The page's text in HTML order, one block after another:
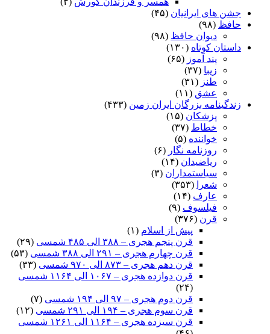
جشن های ایرانیان (۴۵)
حافظ (۹۸)
دیوان حافظ (۹۸)
داستان کوتاه (۱۳۰)
پند آموز (۶۵)
زیبا (۳۷)
طنز (۳۱)
عشق (۱۱)
زندگینامه بزرگان ایران زمین (۴۳۳)
پزشکان (۱۵)
خطاط (۳۷)
خواننده (۵)
روزنامه نگار (۶)
ریاضیدان (۱۴)
سیاستمداران (۳)
شعرا
(۳۵۳)
عارف (۱۴)
فیلسوف (۹)
قرن (۳۷۶)
پیش از اسلام (۱)
قرن پنجم هجری – ۳۸۸ الی ۴۸۵ شمسی
(۲۹)
قرن چهارم هجری – ۲۹۱ الی ۳۸۸ شمسی
(۵۳)
قرن دهم هجری – ۸۷۳ الی ۹۷۰ شمسی
(۳۳)
قرن دوازده هجری – ۱۰۶۷ الی ۱۱۶۴ شمسی
(۲۴)
قرن دوم هجری – ۹۷ الی ۱۹۴ شمسی
(۷)
قرن سوم هجری – ۱۹۴ الی ۲۹۱ شمسی
(۱۲)
قرن سیزده هجری – ۱۱۶۴ الی ۱۲۶۱ شمسی